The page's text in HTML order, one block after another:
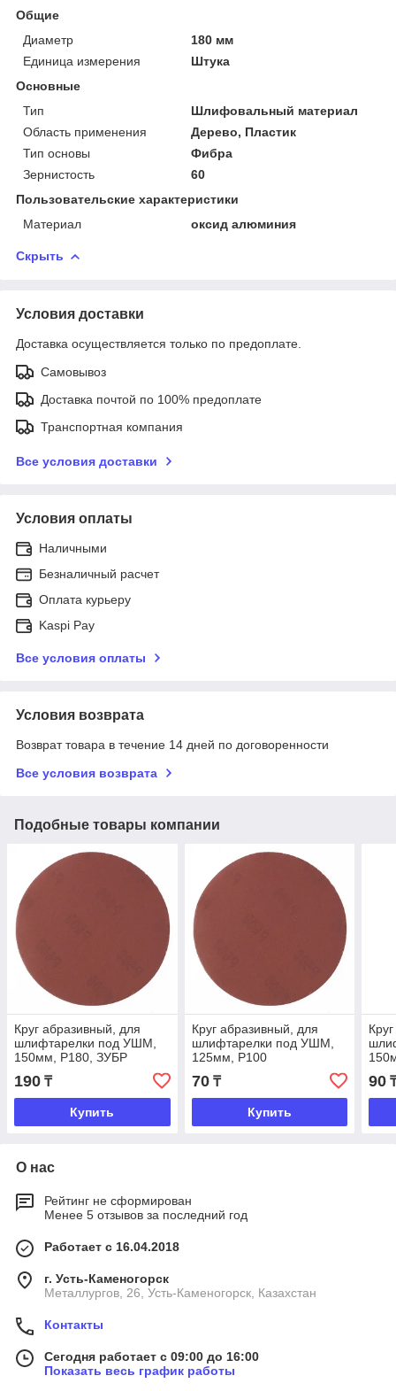
Общие
Диаметр
180 мм
Единица измерения
Штука
Основные
Тип
Шлифовальный материал
Область применения
Дерево, Пластик
Тип основы
Фибра
Зернистость
60
Пользовательские характеристики
Материал
оксид алюминия
Скрыть
Условия доставки
Доставка осуществляется только по предоплате.
Самовывоз
Доставка почтой по 100% предоплате
Транспортная компания
Все условия доставки
Условия оплаты
Наличными
Безналичный расчет
Оплата курьеру
Kaspi Pay
Все условия оплаты
Условия возврата
Возврат товара в течение 14 дней по договоренности
Все условия возврата
Подобные товары компании
Круг абразивный, для
шлифтарелки под УШМ,
150мм, P180, ЗУБР
190 ₸
Купить
Круг абразивный, для
шлифтарелки под УШМ,
125мм, Р100
70₸
Купить
90
О нас
Рейтинг не сформирован
Менее 5 отзывов за последний год
Работает с 16.04.2018
г. Усть-Каменогорск
Металлургов, 26, Усть-Каменогорск, Казахстан
Контакты
Сегодня работает с 09:00 до 16:00
Показать весь график работы